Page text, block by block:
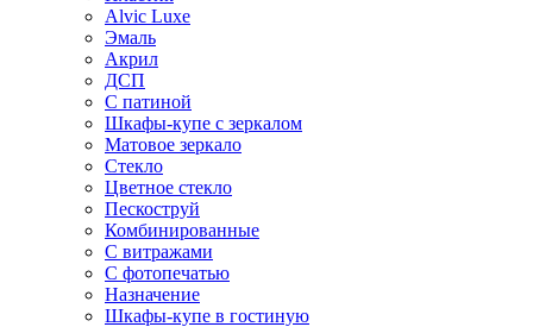
Alvic Luxe
Эмаль
Акрил
ДСП
С патиной
Шкафы-купе с зеркалом
Матовое зеркало
Стекло
Цветное стекло
Пескоструй
Комбинированные
С витражами
С фотопечатью
Назначение
Шкафы-купе в гостиную